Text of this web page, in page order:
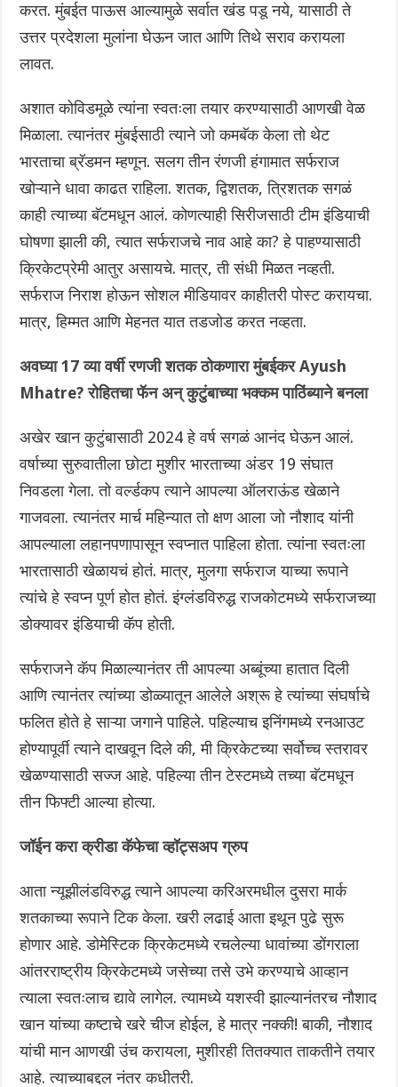
करत. मुंबईत पाऊस आल्यामुळे सर्वात खंड पडू नये, यासाठी ते
उत्तर प्रदेशला मुलांना घेऊन जात आणि तिथे सराव करायला
लावत.
अशात कोविडमूळे त्यांना स्वतःला तयार करण्यासाठी आणखी वेळ
मिळाला. त्यानंतर मुंबईसाठी त्याने जो कमबॅक केला तो थेट
भारताचा ब्रॅडमन म्हणून. सलग तीन रंणजी हंगामात सर्फराज
खोऱ्याने धावा काढत राहिला. शतक, द्विशतक, त्रिशतक सगळं
काही त्याच्या बॅटमधून आलं. कोणत्याही सिरीजसाठी टीम इंडियाची
घोषणा झाली की, त्यात सर्फराजचे नाव आहे का? हे पाहण्यासाठी
क्रिकेटप्रेमी आतुर असायचे. मात्र, ती संधी मिळत नव्हती.
सर्फराज निराश होऊन सोशल मीडियावर काहीतरी पोस्ट करायचा.
मात्र, हिम्मत आणि मेहनत यात तडजोड करत नव्हता.
अवघ्या 17 व्या वर्षी रणजी शतक ठोकणारा मुंबईकर Ayush
Mhatre? रोहितचा फॅन अन् कुटुंबाच्या भक्कम पाठिंब्याने बनला
अखेर खान कुटुंबासाठी 2024 हे वर्ष सगळं आनंद घेऊन आलं.
वर्षाच्या सुरुवातीला छोटा मुशीर भारताच्या अंडर 19 संघात
निवडला गेला. तो वर्ल्डकप त्याने आपल्या ऑलराऊंड खेळाने
गाजवला. त्यानंतर मार्च महिन्यात तो क्षण आला जो नौशाद यांनी
आपल्याला लहानपणापासून स्वप्नात पाहिला होता. त्यांना स्वतःला
भारतासाठी खेळायचं होतं. मात्र, मुलगा सर्फराज याच्या रूपाने
त्यांचे हे स्वप्न पूर्ण होत होतं. इंग्लंडविरुद्ध राजकोटमध्ये सर्फराजच्या
डोक्यावर इंडियाची कॅप होती.
सर्फराजने कॅप मिळाल्यानंतर ती आपल्या अब्बूंच्या हातात दिली
आणि त्यानंतर त्यांच्या डोळ्यातून आलेले अश्रू हे त्यांच्या संघर्षाचे
फलित होते हे साऱ्या जगाने पाहिले. पहिल्याच इनिंगमध्ये रनआउट
होण्यापूर्वी त्याने दाखवून दिले की, मी क्रिकेटच्या सर्वोच्च स्तरावर
खेळण्यासाठी सज्ज आहे. पहिल्या तीन टेस्टमध्ये तच्या बॅटमधून
तीन फिफ्टी आल्या होत्या.
जॉईन करा क्रीडा कॅफेचा व्हॉट्सअप ग्रुप
आता न्यूझीलंडविरुद्ध त्याने आपल्या करिअरमधील दुसरा मार्क
शतकाच्या रूपाने टिक केला. खरी लढाई आता इथून पुढे सुरू
होणार आहे. डोमेस्टिक क्रिकेटमध्ये रचलेल्या धावांच्या डोंगराला
आंतरराष्ट्रीय क्रिकेटमध्ये जसेच्या तसे उभे करण्याचे आव्हान
त्याला स्वतःलाच द्यावे लागेल. त्यामध्ये यशस्वी झाल्यानंतरच नौशाद
खान यांच्या कष्टाचे खरे चीज होईल, हे मात्र नक्की! बाकी, नौशाद
यांची मान आणखी उंच करायला, मुशीरही तितक्यात ताकतीने तयार
आहे. त्याच्याबद्दल नंतर कधीतरी.